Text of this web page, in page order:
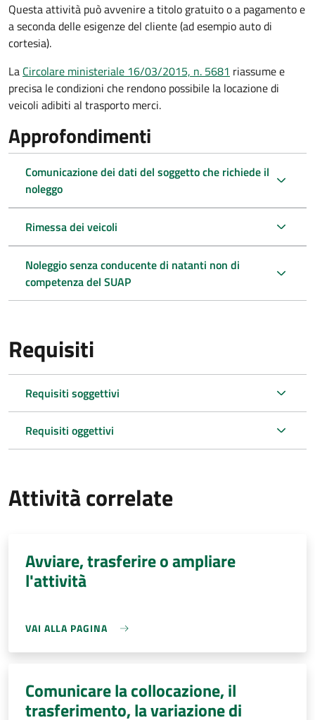
Questa attività può avvenire a titolo gratuito o a pagamento e
a seconda delle esigenze del cliente (ad esempio auto di
cortesia).
La Circolare ministeriale 16/03/2015, n. 5681 riassume e
precisa le condizioni che rendono possibile la locazione di
veicoli adibiti al trasporto merci.
Approfondimenti
Comunicazione dei dati del soggetto che richiede il
noleggo
Rimessa dei veicoli
Noleggio senza conducente di natanti non di
competenza del SUAP
Requisiti
Requisiti soggettivi
Requisiti oggettivi
Attività correlate
Avviare, trasferire o ampliare
l'attività
VAI ALLA PAGINA
Comunicare la collocazione, il
trasferimento, la variazione di